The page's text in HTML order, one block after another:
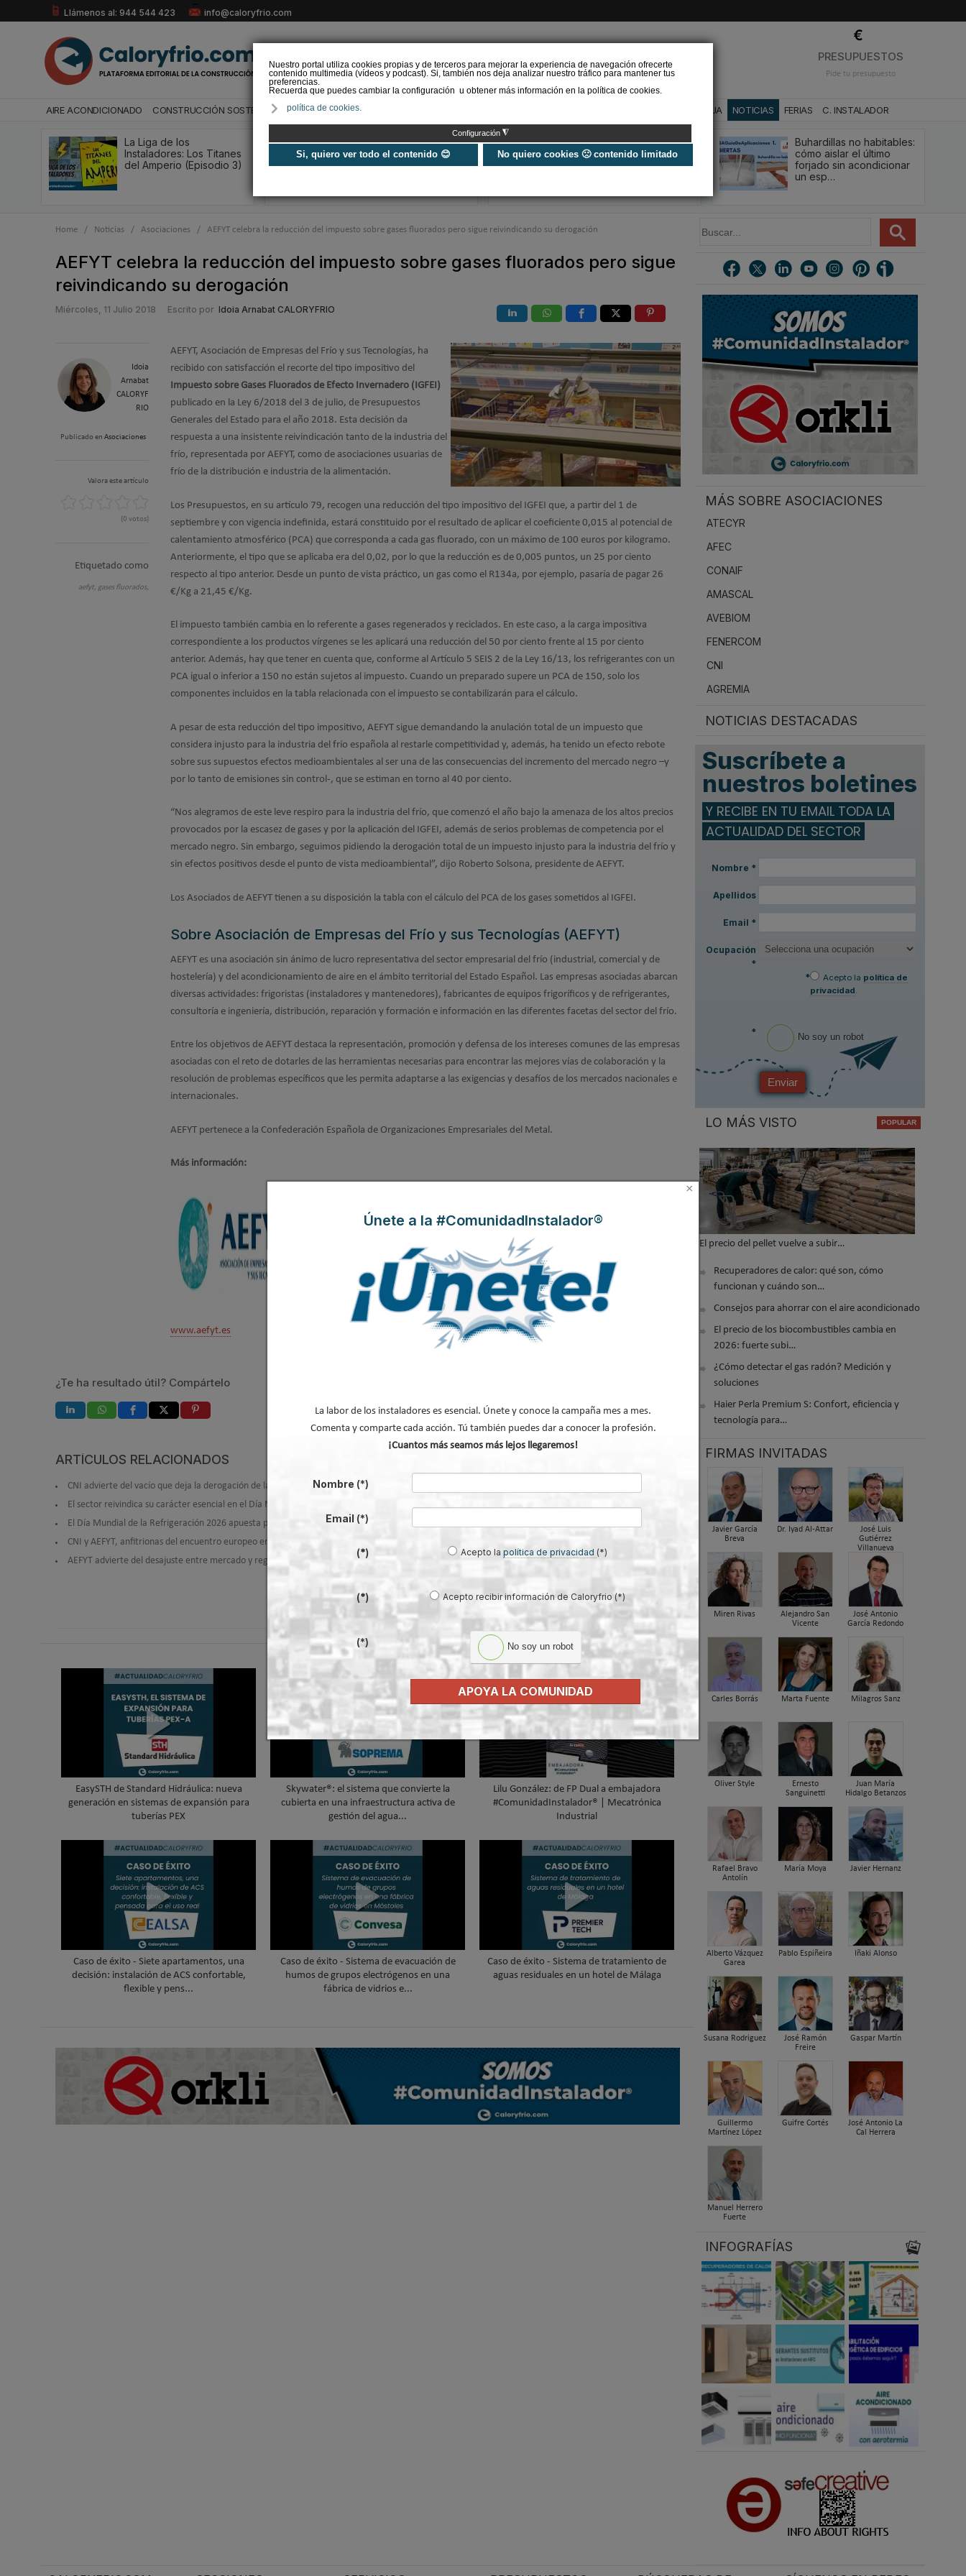
Nuestro portal utiliza cookies propias y de terceros para mejorar la experiencia de navegación ofrecerte
contenido multimedia (vídeos y podcast). Si, también nos deja analizar nuestro tráfico para mantener tus
preferencias.
Recuerda que puedes cambiar la configuración u obtener más información en la política de cookies.
política de cookies.
Configuración ◮
Si, quiero ver todo el contenido 😊 No quiero cookies 🙁 contenido limitado
Llámenos al: 944 544 423 info@caloryfrio.com
PRESUPUESTOS
Pide tu presupuesto
AIRE ACONDICIONADO CONSTRUCCIÓN SOSTENIBLE ENERGÍAS RENOVABLES BAÑO Y AGUA NOTICIAS FERIAS C. INSTALADOR
La Liga de los
Instaladores: Los Titanes
del Amperio (Episodio 3)
Universo Aniversario - Un
año, muchos momentos
Verifactu en
climatización: qué le va a
exigir la ley a tu
Buhardillas no habitables:
cómo aislar el último
forjado sin acondicionar
un esp…
Home / Noticias / Asociaciones / AEFYT celebra la reducción del impuesto sobre gases fluorados pero sigue reivindicando su derogación
AEFYT celebra la reducción del impuesto sobre gases fluorados pero sigue
reivindicando su derogación
Miércoles, 11 Julio 2018 Escrito por Idoia Arnabat CALORYFRIO
Idoia
Arnabat
CALORYF
RIO
Publicado en Asociaciones
Valora este artículo
(0 votos)
Etiquetado como
aefyt, gases fluorados,
AEFYT, Asociación de Empresas del Frío y sus Tecnologías, ha
recibido con satisfacción el recorte del tipo impositivo del
Impuesto sobre Gases Fluorados de Efecto Invernadero (IGFEI)
publicado en la Ley 6/2018 del 3 de julio, de Presupuestos
Generales del Estado para el año 2018. Esta decisión da
respuesta a una insistente reivindicación tanto de la industria del
frío, representada por AEFYT, como de asociaciones usuarias de
frío de la distribución e industria de la alimentación.
Los Presupuestos, en su artículo 79, recogen una reducción del tipo impositivo del IGFEI que, a partir del 1 de
septiembre y con vigencia indefinida, estará constituido por el resultado de aplicar el coeficiente 0,015 al potencial de
calentamiento atmosférico (PCA) que corresponda a cada gas fluorado, con un máximo de 100 euros por kilogramo.
Anteriormente, el tipo que se aplicaba era del 0,02, por lo que la reducción es de 0,005 puntos, un 25 por ciento
respecto al tipo anterior. Desde un punto de vista práctico, un gas como el R134a, por ejemplo, pasaría de pagar 26
€/Kg a 21,45 €/Kg.
El impuesto también cambia en lo referente a gases regenerados y reciclados. En este caso, a la carga impositiva
correspondiente a los productos vírgenes se les aplicará una reducción del 50 por ciento frente al 15 por ciento
anterior. Además, hay que tener en cuenta que, conforme al Artículo 5 SEIS 2 de la Ley 16/13, los refrigerantes con un
PCA igual o inferior a 150 no están sujetos al impuesto. Cuando un preparado supere un PCA de 150, solo los
componentes incluidos en la tabla relacionada con el impuesto se contabilizarán para el cálculo.
A pesar de esta reducción del tipo impositivo, AEFYT sigue demandando la anulación total de un impuesto que
considera injusto para la industria del frío española al restarle competitividad y, además, ha tenido un efecto rebote
sobre sus supuestos efectos medioambientales al ser una de las consecuencias del incremento del mercado negro –y
por lo tanto de emisiones sin control-, que se estiman en torno al 40 por ciento.
“Nos alegramos de este leve respiro para la industria del frío, que comenzó el año bajo la amenaza de los altos precios
provocados por la escasez de gases y por la aplicación del IGFEI, además de serios problemas de competencia por el
mercado negro. Sin embargo, seguimos pidiendo la derogación total de un impuesto injusto para la industria del frío y
sin efectos positivos desde el punto de vista medioambiental”, dijo Roberto Solsona, presidente de AEFYT.
Los Asociados de AEFYT tienen a su disposición la tabla con el cálculo del PCA de los gases sometidos al IGFEI.
Sobre Asociación de Empresas del Frío y sus Tecnologías (AEFYT)
AEFYT es una asociación sin ánimo de lucro representativa del sector empresarial del frío (industrial, comercial y de
hostelería) y del acondicionamiento de aire en el ámbito territorial del Estado Español. Las empresas asociadas abarcan
diversas actividades: frigoristas (instaladores y mantenedores), fabricantes de equipos frigoríficos y de refrigerantes,
consultoría e ingeniería, distribución, reparación y formación e información en las diferentes facetas del sector del frío.
Entre los objetivos de AEFYT destaca la representación, promoción y defensa de los intereses comunes de las empresas
asociadas con el reto de dotarles de las herramientas necesarias para encontrar las mejores vías de colaboración y la
resolución de problemas específicos que les permita adaptarse a las exigencias y desafíos de los mercados nacionales e
internacionales.
AEFYT pertenece a la Confederación Española de Organizaciones Empresariales del Metal.
Más información:
www.aefyt.es
¿Te ha resultado útil? Compártelo
ARTÍCULOS RELACIONADOS
CNI advierte del vacío que deja la derogación de la metodología europea común para el control de fugas con gases fluorados
El sector reivindica su carácter esencial en el Día Mundial de la Refrigeración - DMR 2026
El Día Mundial de la Refrigeración 2026 apuesta por visibilizar el papel esencial del sector HVACR
CNI y AEFYT, anfitrionas del encuentro europeo en Madrid del sector RACHP
AEFYT advierte del desajuste entre mercado y regulación y apuesta por el dato como palanca de cambio
EasySTH de Standard Hidráulica: nueva
generación en sistemas de expansión para
tuberías PEX
Skywater®: el sistema que convierte la
cubierta en una infraestructura activa de
gestión del agua...
Lilu González: de FP Dual a embajadora
#ComunidadInstalador® | Mecatrónica
Industrial
Caso de éxito - Siete apartamentos, una
decisión: instalación de ACS confortable,
flexible y pens...
Caso de éxito - Sistema de evacuación de
humos de grupos electrógenos en una
fábrica de vidrios e...
Caso de éxito - Sistema de tratamiento de
aguas residuales en un hotel de Málaga
u
r
MÁS SOBRE ASOCIACIONES
ATECYR
AFEC
CONAIF
AMASCAL
AVEBIOM
FENERCOM
CNI
AGREMIA
NOTICIAS DESTACADAS
Suscríbete a
nuestros boletines
Y RECIBE EN TU EMAIL TODA LA
ACTUALIDAD DEL SECTOR
Nombre *
Apellidos
Email *
Ocupación
*
*
Acepto la política de
privacidad.
* No soy un robot
Enviar
LO MÁS VISTO
El precio del pellet vuelve a subir…
Recuperadores de calor: qué son, cómo
funcionan y cuándo son…
Consejos para ahorrar con el aire acondicionado
El precio de los biocombustibles cambia en
2026: fuerte subi…
¿Cómo detectar el gas radón? Medición y
soluciones
Haier Perla Premium S: Confort, eficiencia y
tecnología para…
FIRMAS INVITADAS
Javier García
Breva
Dr. Iyad Al-Attar
José Luis
Gutiérrez
Villanueva
Miren Rivas
Alejandro San
Vicente
José Antonio
García Redondo
Carles Borrás Marta Fuente Milagros Sanz
Oliver Style
Ernesto
Sanguinetti
Juan María
Hidalgo Betanzos
Rafael Bravo
Antolín
María Moya Javier Hernanz
Alberto Vázquez
Garea
Pablo Espiñeira Iñaki Alonso
Susana Rodriguez
José Ramón
Freire
Gaspar Martín
Guillermo
Martínez López
Guifre Cortés
José Antonio La
Cal Herrera
Manuel Herrero
Fuerte
INFOGRAFÍAS
×
Únete a la #ComunidadInstalador®
La labor de los instaladores es esencial. Únete y conoce la campaña mes a mes.
Comenta y comparte cada acción. Tú también puedes dar a conocer la profesión.
¡Cuantos más seamos más lejos llegaremos!
Nombre (*)
Email (*)
(*) Acepto lapolítica de privacidad (*)
(*) Acepto recibir información de Caloryfrio (*)
(*) No soy un robot
APOYA LA COMUNIDAD